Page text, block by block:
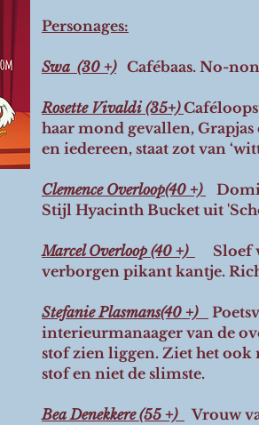
Personages:
Swa (30 +) Cafébaas. No-
Rosette Vivaldi (35+)
haar mond gevallen,
en iedereen, staat zot van
Clemence Overloop(40 +)
Stijl Hyacinth Bucket uit
Marcel Overloop (40 +)
Sloef
verborgen pikant kantje.
Stefanie Plasmans(40 +)
interieurmanaager van de
stof zien liggen. Ziet het
stof en niet de slimste.
Bea Denekkere (55 +)
Vrouw